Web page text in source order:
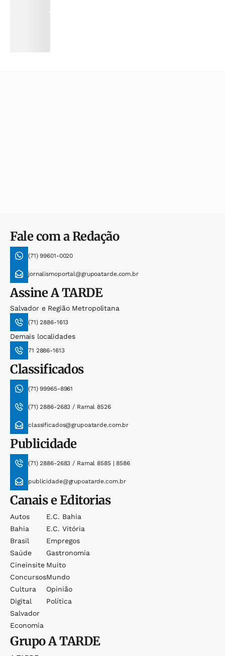
Fale com a Redação
(71) 99601-0020
jornalismoportal@grupoatarde.com.br
AssineA TARDE
Salvador e Região Metropolitana
(71) 2886-1613
Demais localidades
71 2886-1613
Classificados
(71) 99965-8961
(71) 2886-2683 / Ramal 8526
classificados@grupoatarde.com.br
Publicidade
(71) 2886-2683 / Ramal 8585 | 8586
publicidade@grupoatarde.com.br
Canais e Editorias
Autos
Bahia
Brasil
Saúde
Cineinsite
Concursos
Cultura
Digital
Salvador
Economia
E.c. Bahia
E.c. Vitória
Empregos
Gastronomia
Muito
Mundo
Opinião
Política
GrupoA TARDE